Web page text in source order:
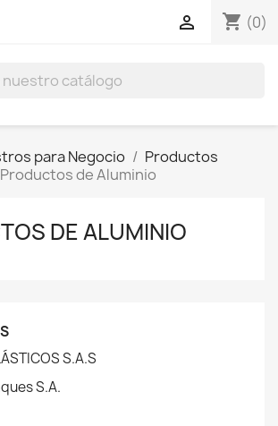
shopping_cart (0)

para Negocio
Productos
Productos de Aluminio
DE ALUMINIO
S.A.S
S.A.